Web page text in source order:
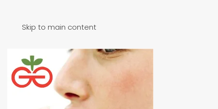
Skip to main content